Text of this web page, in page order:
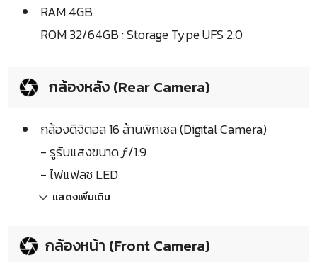
RAM 4GB
ROM 32/64GB : Storage Type UFS 2.0
กล้องหลัง (Rear Camera)
กล้องดิจิตอล 16 ล้านพิกเซล (Digital Camera)
- รูรับแสงขนาด ƒ/1.9
- ไฟแฟลช LED
แสดงเพิ่มเติม
กล้องหน้า (Front Camera)